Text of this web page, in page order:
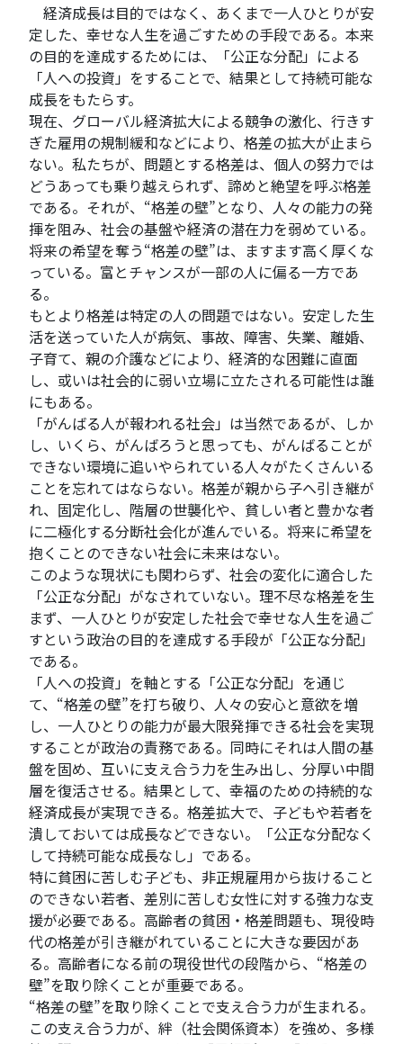
経済成長は目的ではなく、あくまで一人ひとりが安
定した、幸せな人生を過ごすための手段である。本来
の目的を達成するためには、「公正な分配」による
「人への投資」をすることで、結果として持続可能な
成長をもたらす。
現在、グローバル経済拡大による競争の激化、行きす
ぎた雇用の規制緩和などにより、格差の拡大が止まら
ない。私たちが、問題とする格差は、個人の努力では
どうあっても乗り越えられず、諦めと絶望を呼ぶ格差
である。それが、“格差の壁”となり、人々の能力の発
揮を阻み、社会の基盤や経済の潜在力を弱めている。
将来の希望を奪う“格差の壁”は、ますます高く厚くな
っている。富とチャンスが一部の人に偏る一方であ
る。
もとより格差は特定の人の問題ではない。安定した生
活を送っていた人が病気、事故、障害、失業、離婚、
子育て、親の介護などにより、経済的な困難に直面
し、或いは社会的に弱い立場に立たされる可能性は誰
にもある。
「がんばる人が報われる社会」は当然であるが、しか
し、いくら、がんばろうと思っても、がんばることが
できない環境に追いやられている人々がたくさんいる
ことを忘れてはならない。格差が親から子へ引き継が
れ、固定化し、階層の世襲化や、貧しい者と豊かな者
に二極化する分断社会化が進んでいる。将来に希望を
抱くことのできない社会に未来はない。
このような現状にも関わらず、社会の変化に適合した
「公正な分配」がなされていない。理不尽な格差を生
まず、一人ひとりが安定した社会で幸せな人生を過ご
すという政治の目的を達成する手段が「公正な分配」
である。
「人への投資」を軸とする「公正な分配」を通じ
て、“格差の壁”を打ち破り、人々の安心と意欲を増
し、一人ひとりの能力が最大限発揮できる社会を実現
することが政治の責務である。同時にそれは人間の基
盤を固め、互いに支え合う力を生み出し、分厚い中間
層を復活させる。結果として、幸福のための持続的な
経済成長が実現できる。格差拡大で、子どもや若者を
潰しておいては成長などできない。「公正な分配なく
して持続可能な成長なし」である。
特に貧困に苦しむ子ども、非正規雇用から抜けること
のできない若者、差別に苦しむ女性に対する強力な支
援が必要である。高齢者の貧困・格差問題も、現役時
代の格差が引き継がれていることに大きな要因があ
る。高齢者になる前の現役世代の段階から、“格差の
壁”を取り除くことが重要である。
“格差の壁”を取り除くことで支え合う力が生まれる。
この支え合う力が、絆（社会関係資本）を強め、多様